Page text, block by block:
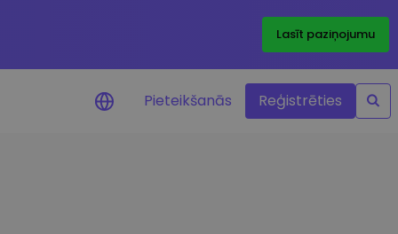
Lasīt paziņojumu
Pieteikšanās Reģistrēties